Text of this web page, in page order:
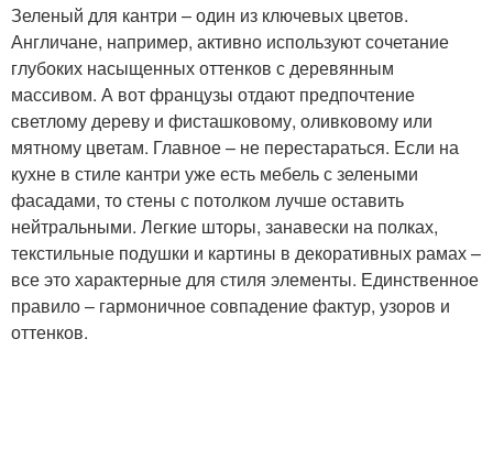
Зеленый для кантри – один из ключевых цветов.
Англичане, например, активно используют сочетание
глубоких насыщенных оттенков с деревянным
массивом. А вот французы отдают предпочтение
светлому дереву и фисташковому, оливковому или
мятному цветам. Главное – не перестараться. Если на
кухне в стиле кантри уже есть мебель с зелеными
фасадами, то стены с потолком лучше оставить
нейтральными. Легкие шторы, занавески на полках,
текстильные подушки и картины в декоративных рамах –
все это характерные для стиля элементы. Единственное
правило – гармоничное совпадение фактур, узоров и
оттенков.